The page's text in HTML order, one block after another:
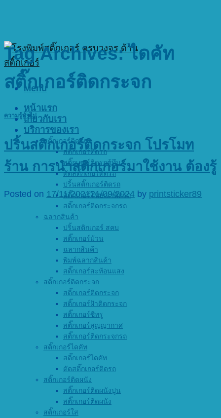
Menu
หน้าแรก
เกี่ยวกับเรา
บริการของเรา
สติ๊กเกอร์ติดรถ
สติ๊กเกอร์ติดรถ
สติ๊กเกอร์ติดรถตู้ทึบ
ตัดสติ๊กเกอร์ติดรถ
ปริ้นสติ๊กเกอร์ติดรถ
สติ๊กเกอร์โฆษณาติดรถ
สติ๊กเกอร์ติดกระจกรถ
ฉลากสินค้า
ปริ้นสติกเกอร์ สคบ
สติ๊กเกอร์ม้วน
ฉลากสินค้า
พิมพ์ฉลากสินค้า
สติ๊กเกอร์สะท้อนแสง
สติ๊กเกอร์ติดกระจก
สติ๊กเกอร์ติดกระจก
สติ๊กเกอร์ฝ้าติดกระจก
สติ๊กเกอร์ซีทรู
สติ๊กเกอร์สูญญากาศ
สติ๊กเกอร์ติดกระจกรถ
สติ๊กเกอร์ไดคัท
สติ๊กเกอร์ไดคัท
ตัดสติ๊กเกอร์ติดรถ
สติ๊กเกอร์ติดผนัง
สติ๊กเกอร์ติดผนังปูน
สติ๊กเกอร์ติดผนัง
สติ๊กเกอร์ใส
Tag Archives:ไดคัท
สติ๊กเกอร์ติดกระจก
ความรู้ทั่วไป
ปริ้นสติกเกอร์ติดกระจก โปรโมท
ร้าน การนำสติกเกอร์มาใช้งาน ต้องรู้
Posted on 17/11/202121/09/2024 by printsticker89